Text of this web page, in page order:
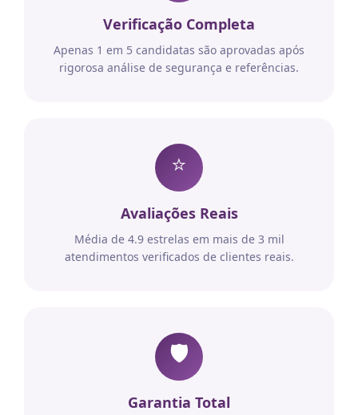
Verificação Completa
Apenas 1 em 5 candidatas são aprovadas após
rigorosa análise de segurança e referências.
⭐
Avaliações Reais
Média de 4.9 estrelas em mais de 3 mil
atendimentos verificados de clientes reais.
🛡️
Garantia Total